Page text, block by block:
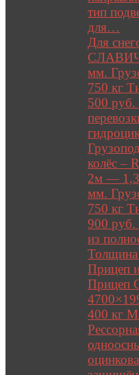
тип
для…
Для
СЛАВИЧ
мм.
750 кг
500
колёс –
2м —
мм.
750 кг
900 руб.
из
Прицеп
Прицеп
400 кг